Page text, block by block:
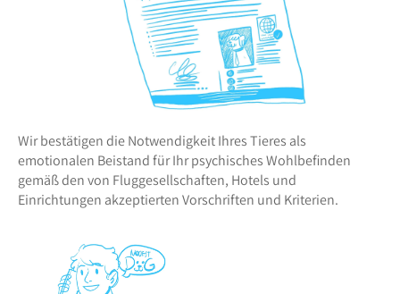
Wir bestätigen die Notwendigkeit Ihres Tieres als
emotionalen Beistand für Ihr psychisches Wohlbefinden
gemäß den von Fluggesellschaften, Hotels und
Einrichtungen akzeptierten Vorschriften und Kriterien.